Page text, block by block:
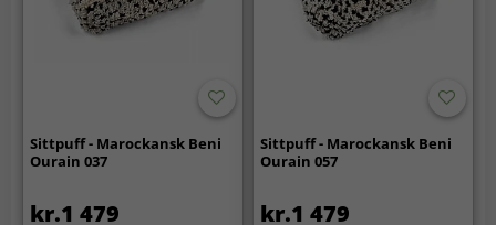
Sittpuff - Marockansk Beni
Ourain 037
kr.1 479
Sittpuff - Marockansk Beni
Ourain 057
kr.1 479